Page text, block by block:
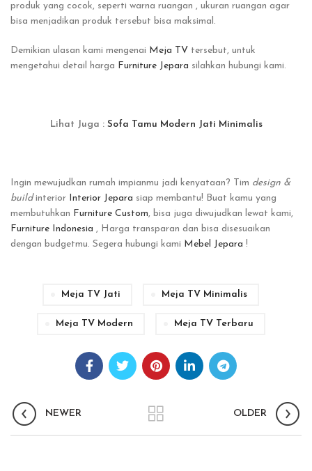
produk yang cocok, seperti warna ruangan , ukuran ruangan agar
bisa menjadikan produk tersebut bisa maksimal.
Demikian ulasan kami mengenai Meja TV tersebut, untuk
mengetahui detail harga Furniture Jepara silahkan hubungi kami.
Lihat Juga : Sofa Tamu Modern Jati Minimalis
Ingin mewujudkan rumah impianmu jadi kenyataan? Tim design &
buildinterior Interior Jepara siap membantu! Buat kamu yang
membutuhkan Furniture Custom, bisa juga diwujudkan lewat kami,
Furniture Indonesia , Harga transparan dan bisa disesuaikan
dengan budgetmu. Segera hubungi kami Mebel Jepara !
Meja TV Jati Meja TV Minimalis
Meja TV Modern Meja TV Terbaru
NEWER OLDER